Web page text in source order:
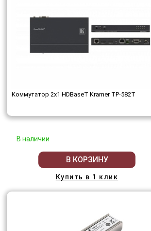
Коммутатор 2x1 HDBaseT Kramer TP-582T
В наличии
В КОРЗИНУ
Купить в 1 клик